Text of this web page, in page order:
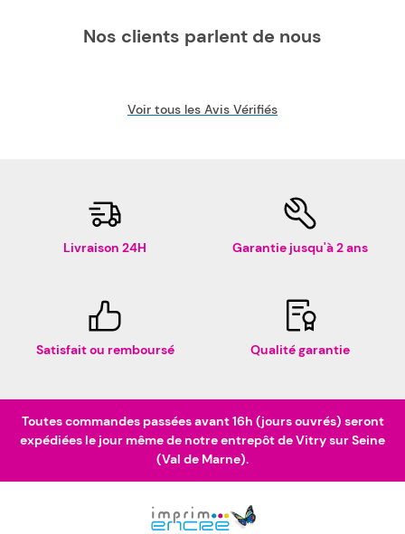
Nos clients parlent de nous
Voir tous les Avis Vérifiés
Livraison 24H Garantie jusqu'à 2 ans
Satisfait ou remboursé Qualité garantie
Toutes commandes passées avant 16h (jours ouvrés) seront
expédiées le jour même de notre entrepôt de Vitry sur Seine
(Val de Marne).